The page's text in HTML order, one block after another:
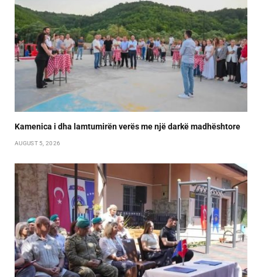
Kamenica i dha lamtumirën verës me një darkë madhështore
AUGUST 5, 2026